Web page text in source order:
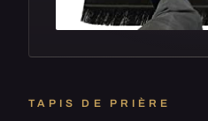
TAPIS DE PRIÈRE